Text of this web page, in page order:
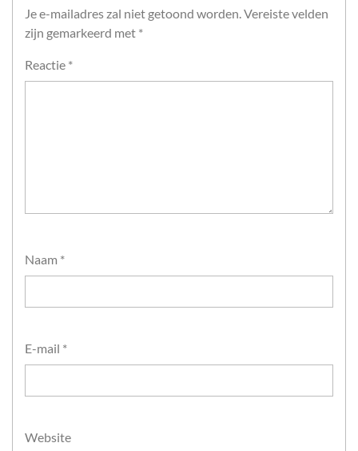
Je e-mailadres zal niet getoond worden.Vereiste velden
zijn gemarkeerd met *
Reactie *
Naam *
E-mail *
Website